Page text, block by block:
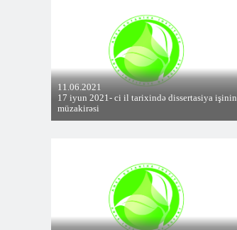
11.06.2021
17 iyun 2021- ci il tarixində dissertasiya işinin
müzakirəsi